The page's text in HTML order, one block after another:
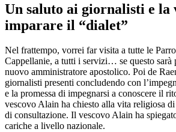
Un saluto ai giornalisti e la
imparare il “dialet”
Nel frattempo, vorrei far visita a tutte le
Cappellanie, a tutti i servizi… se questo sarà
nuovo amministratore apostolico. Poi de
giornalisti presenti concludendo con
e la promessa di impegnarsi a conoscere il
vescovo Alain ha chiesto alla vita religiosa
di consultazione. Il vescovo Alain ha
cariche a livello nazionale.